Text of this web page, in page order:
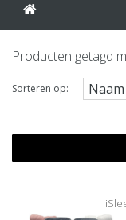
Producten getagd
Sorteren op: